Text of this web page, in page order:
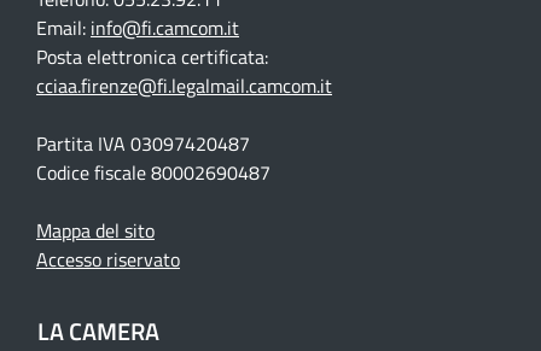
Email: info@fi.camcom.it
Posta elettronica certificata:
cciaa.firenze@fi.legalmail.camcom.it
Partita IVA 03097420487
Codice fiscale 80002690487
Mappa del sito
Accesso riservato
LA CAMERA